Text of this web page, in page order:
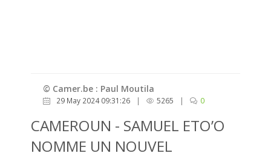
© Camer.be : Paul Moutila
29 May 2024 09:31:26 | 5265 | 0
CAMEROUN - SAMUEL ETO’O
NOMME UN NOUVEL